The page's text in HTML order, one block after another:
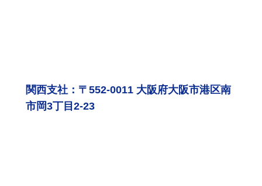
関西支社：〒552-0011 大阪府大阪市港区南
市岡3丁目2-23